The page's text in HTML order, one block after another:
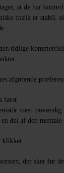
at de har
trafik er stabil,
tidlige
afgørende
først
mest troværdig
del af den mentale
klikket.
der sker før